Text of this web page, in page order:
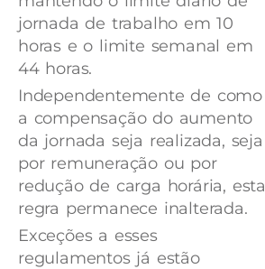
jornada de trabalho em 10
horas e o limite semanal em
44 horas.
Independentemente de como
a compensação do aumento
da jornada seja realizada, seja
por remuneração ou por
redução de carga horária, esta
regra permanece inalterada.
Exceções a esses
regulamentos já estão